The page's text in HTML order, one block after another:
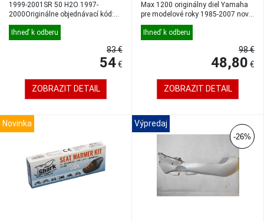
1999-2001SR 50 H2O 1997-
2000Originálne objednávací kód:
AP8239076
Ihneď k odberu
83 €
54€
ZOBRAZIT DETAIL
Max 1200 originálny diel Yamaha
pre modelové roky 1985-2007 nový
ne...
Ihneď k odberu
98 €
48,80 €
ZOBRAZIT DETAIL
Novinka Výpredaj
-26%